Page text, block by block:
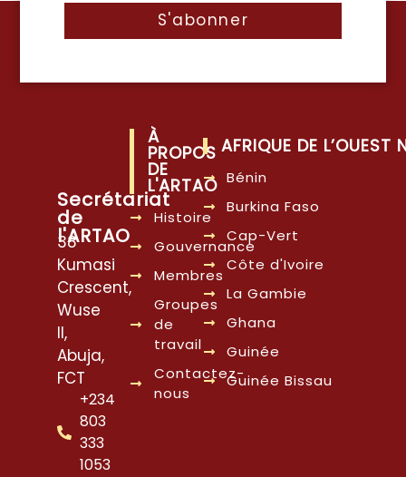
S'abonner
Secrétariat
de
l'ARTAO
38
Kumasi
Crescent,
Wuse
II,
Abuja,
FCT
+234
803
333
1053
À
PROPOS
DE
L'ARTAO
Histoire
Gouvernance
Membres
Groupes
de
travail
Contactez-
nous
AFRIQUE DE L’OUEST
Bénin
Burkina Faso
Cap-Vert
Côte d'Ivoire
La Gambie
Ghana
Guinée
Guinée Bissau